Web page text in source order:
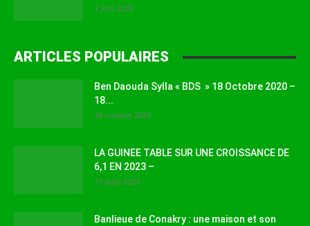
1 juin 2026
ARTICLES POPULAIRES
Ben Daouda Sylla « BDS » 18 Octobre 2020 –
18...
18 octobre 2024
LA GUINEE TABLE SUR UNE CROISSANCE DE
6,1 EN 2023 –
17 août 2023
Banlieue de Conakry : une maison et son